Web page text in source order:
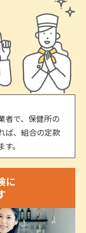
者で、保健所の
ば、組合の定款
。
に